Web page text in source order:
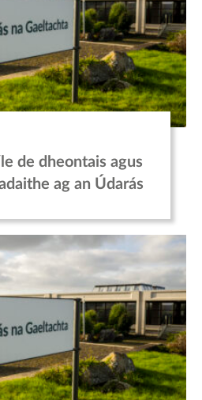
de dheontais agus
ag an Údarás